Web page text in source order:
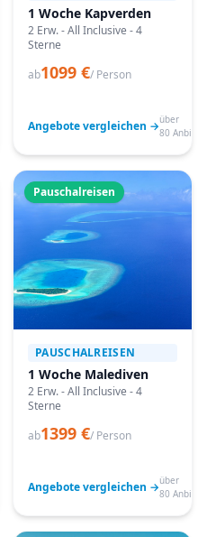
1 Woche Kapverden
2 Erw. - All Inclusive - 4
Sterne
ab1099 €/ Person
Angebote vergleichen →über
80
Pauschalreisen
PAUSCHALREISEN
1 Woche Malediven
2 Erw. - All Inclusive - 4
Sterne
ab1399 €/ Person
Angebote vergleichen →über
80